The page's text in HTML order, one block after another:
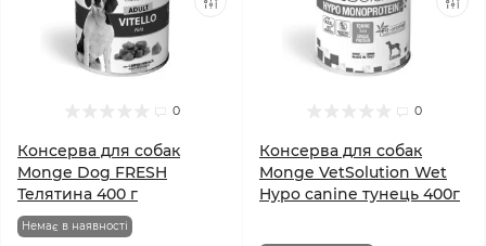
0
Консерва для собак
Monge Dog FRESH
Телятина 400 г
Немає в наявності
0
Консерва для собак
Monge VetSolution Wet
Hypo canine тунeць 400г